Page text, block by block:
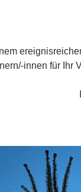
innen für Ihr